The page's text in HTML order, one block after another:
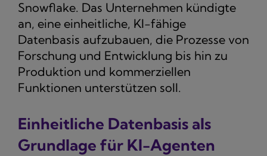
Snowflake. Das Unternehmen kündigte
an, eine einheitliche, KI-fähige
Datenbasis aufzubauen, die Prozesse von
Forschung und Entwicklung bis hin zu
Produktion und kommerziellen
Funktionen unterstützen soll.
Einheitliche Datenbasis als
Grundlage für KI-Agenten